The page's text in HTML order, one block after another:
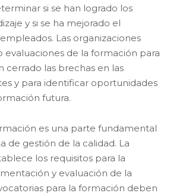
si se han logrado los
y si se ha mejorado el
Las organizaciones
evaluaciones de la formación para
cerrado las brechas en las
y para identificar oportunidades
futura.
es una parte fundamental
de gestión de la calidad. La
los requisitos para la
y evaluación de la
para la formación deben